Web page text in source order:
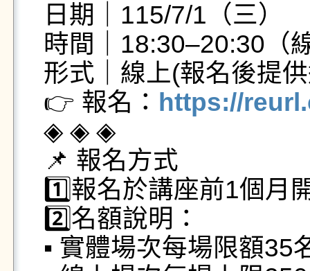
日期｜115/7/1（三）
時間｜18:30–20:30（
形式｜線上(報名後提
👉 報名： https://
◈ ◈ ◈
📌 報名方式
1️⃣報名於講座前1個月
2️⃣名額說明：
▪ 實體場次每場限額35